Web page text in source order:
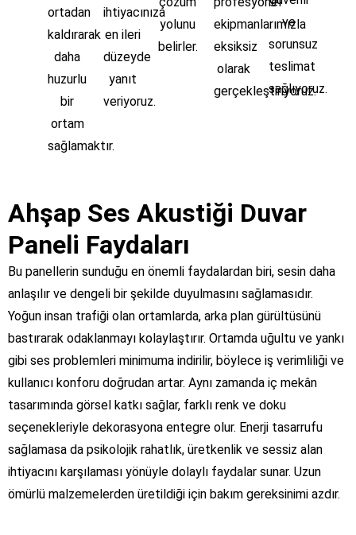
ortadan
kaldırarak
daha
huzurlu
bir
ortam
sağlamaktır.
ihtiyacınıza
en ileri
düzeyde
yanıt
veriyoruz.
yolunu
belirler.
ekipmanlarımızla
eksiksiz
olarak
gerçekleştiriyoruz.
ve
sorunsuz
teslimat
sağlıyoruz.
Ahşap Ses Akustiği Duvar
Paneli Faydaları
Bu panellerin sunduğu en önemli faydalardan biri, sesin daha
anlaşılır ve dengeli bir şekilde duyulmasını sağlamasıdır.
Yoğun insan trafiği olan ortamlarda, arka plan gürültüsünü
bastırarak odaklanmayı kolaylaştırır. Ortamda uğultu ve yankı
gibi ses problemleri minimuma indirilir, böylece iş verimliliği ve
kullanıcı konforu doğrudan artar. Aynı zamanda iç mekân
tasarımında görsel katkı sağlar, farklı renk ve doku
seçenekleriyle dekorasyona entegre olur. Enerji tasarrufu
sağlamasa da psikolojik rahatlık, üretkenlik ve sessiz alan
ihtiyacını karşılaması yönüyle dolaylı faydalar sunar. Uzun
ömürlü malzemelerden üretildiği için bakım gereksinimi azdır.